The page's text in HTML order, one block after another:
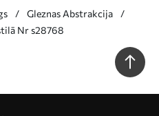
Gleznas Abstrakcija
Nr s28768